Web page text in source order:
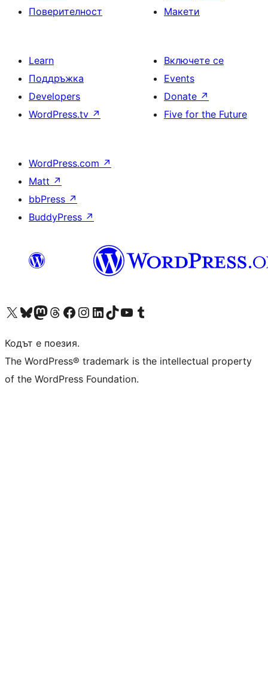
Поверителност
Макети
Learn
Поддръжка
Developers
WordPress.tv ↗
Включете се
Events
Donate ↗
Five for the Future
WordPress.com ↗
Matt ↗
bbPress ↗
BuddyPress ↗
Visit our X (formerly Twitter) account
Visit our Bluesky account
Visit our Mastodon account
Visit our Threads account
Посетете нашата страница във Facebook
Посетете нашия профил в Instagram
Посетете нашия профил в LinkedIn
Visit our TikTok account
Visit our YouTube channel
Visit our Tumblr account
Кодът е поезия.
The WordPress® trademark is the intellectual property
of the WordPress Foundation.